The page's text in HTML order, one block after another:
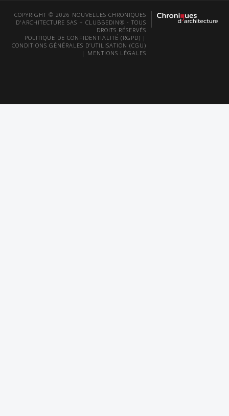
COPYRIGHT © 2026 NOUVELLES CHRONIQUES
D'ARCHITECTURE SAS + CLUBBEDIN® - TOUS
DROITS RÉSERVÉS
POLITIQUE DE CONFIDENTIALITÉ (RGPD) |
CONDITIONS GÉNÉRALES D’UTILISATION (CGU)
| MENTIONS LÉGALES